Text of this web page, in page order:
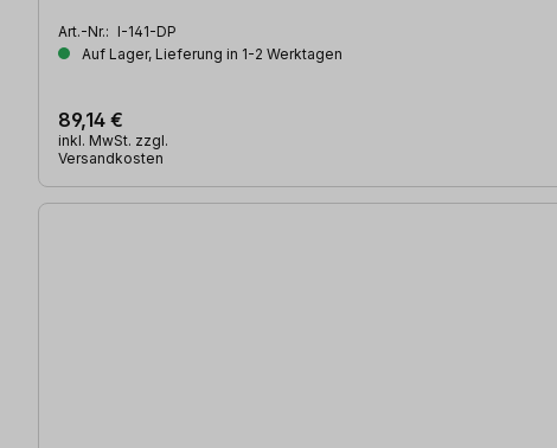
Art.-Nr.: I-141-DP
Auf Lager, Lieferung in 1-2 Werktagen
89,14 €
inkl. MwSt. zzgl.
Versandkosten